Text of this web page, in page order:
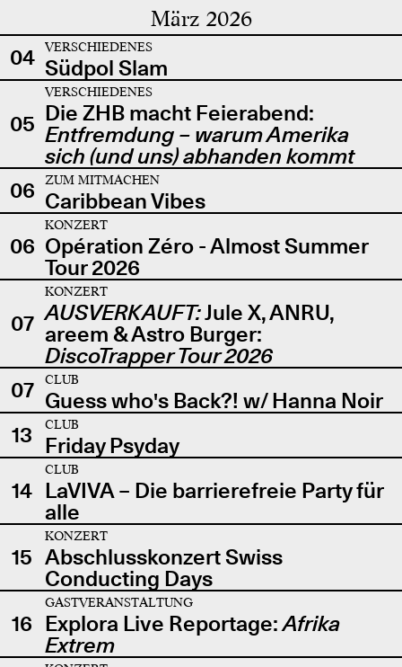
März 2026
04 VERSCHIEDENES
Südpol Slam
05
VERSCHIEDENES
Die ZHB macht Feierabend:
Entfremdung – warum Amerika
sich (und uns) abhanden kommt
06
ZUM MITMACHEN
Caribbean Vibes
06
KONZERT
Opération Zéro - Almost Summer
Tour 2026
07
KONZERT
AUSVERKAUFT:Jule X, ANRU,
areem & Astro Burger:
DiscoTrapper Tour 2026
07
CLUB
Guess who's Back?! w/ Hanna Noir
13
CLUB
Friday Psyday
14
CLUB
LaVIVA – Die barrierefreie Party für
alle
15
KONZERT
Abschlusskonzert Swiss
Conducting Days
16
GASTVERANSTALTUNG
Explora Live Reportage:Afrika
Extrem